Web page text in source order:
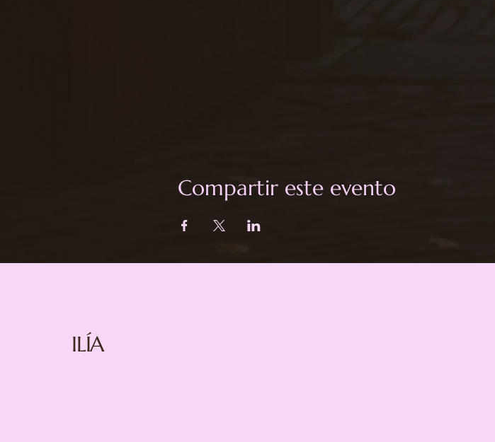
Compartir este evento
ILÍA